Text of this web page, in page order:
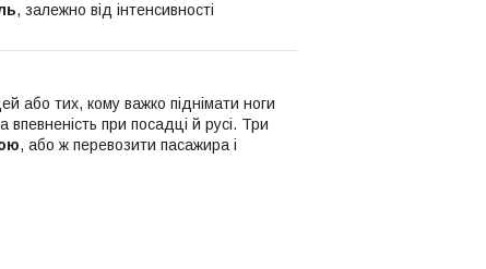
, залежно від інтенсивності
або тих, кому важко піднімати ноги
впевненість при посадці й русі. Три
, або ж перевозити пасажира і